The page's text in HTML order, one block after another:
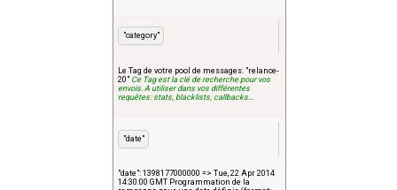
"category"
Le Tag de votre pool de messages: "relance-
20" Ce Tag est la clé de recherche pour vos
envois. A utiliser dans vos différentes
requêtes: stats, blacklists, callbacks...
"date"
"date": 1398177000000 => Tue, 22 Apr 2014
14:30:00 GMT Programmation de la